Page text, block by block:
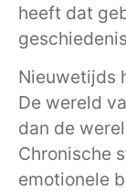
heeft dat
Nieuwetijds
De wereld
dan de
Chronische
emotionele